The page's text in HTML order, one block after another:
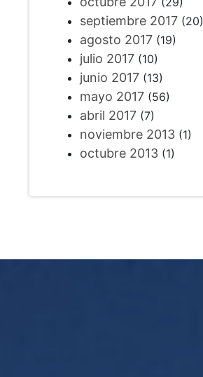
septiembre 2017(20)
agosto 2017(19)
julio 2017(10)
junio 2017(13)
mayo 2017(56)
abril 2017(7)
noviembre 2013(1)
octubre 2013(1)